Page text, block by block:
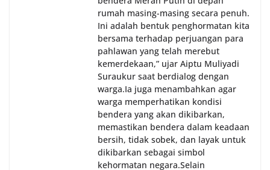
rumah masing-masing secara penuh.
Ini adalah bentuk penghormatan kita
bersama terhadap perjuangan para
pahlawan yang telah merebut
kemerdekaan,” ujar Aiptu Muliyadi
Suraukur saat berdialog dengan
warga.‎‎Ia juga menambahkan agar
warga memperhatikan kondisi
bendera yang akan dikibarkan,
memastikan bendera dalam keadaan
bersih, tidak sobek, dan layak untuk
dikibarkan sebagai simbol
kehormatan negara.‎‎‎Selain